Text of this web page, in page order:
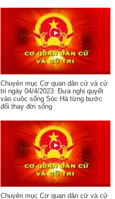
Chuyên mục Cơ quan dân cử và cử
tri ngày 04/4/2023: Đưa nghị quyết
vào cuộc sống Sóc Hà từng bước
đổi thay đời sống
Chuyên mục Cơ quan dân cử và cử